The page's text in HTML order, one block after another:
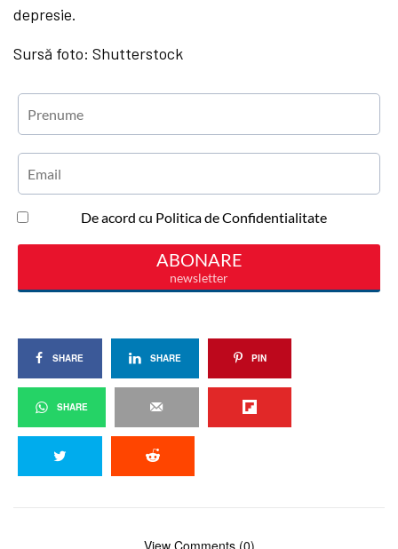
depresie.
Sursă foto: Shutterstock
SHARE SHARE PIN
SHARE
View Comments (0)